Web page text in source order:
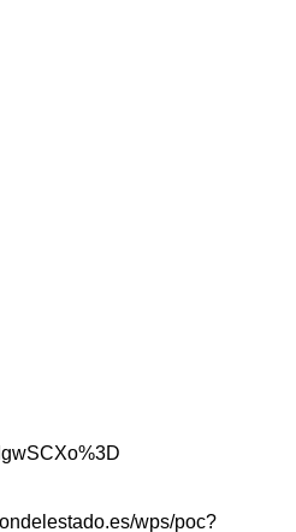
wps/poc?